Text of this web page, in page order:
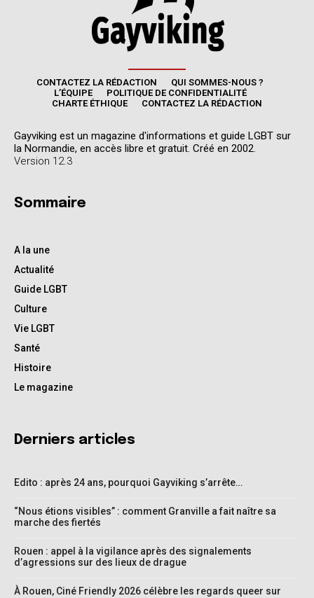
CONTACTEZ LA RÉDACTION
QUI SOMMES-NOUS ?
L’ÉQUIPE
POLITIQUE DE CONFIDENTIALITÉ
CHARTE ÉTHIQUE
CONTACTEZ LA RÉDACTION
Gayviking est un magazine d'informations et guide LGBT sur
la Normandie, en accès libre et gratuit. Créé en 2002.
Version 12.3
Sommaire
A la une
Actualité
Guide LGBT
Culture
Vie LGBT
Santé
Histoire
Le magazine
Derniers articles
Edito : après 24 ans, pourquoi Gayviking s’arrête…
“Nous étions visibles” : comment Granville a fait naître sa
marche des fiertés
Rouen : appel à la vigilance après des signalements
d’agressions sur des lieux de drague
À Rouen, Ciné Friendly 2026 célèbre les regards queer sur